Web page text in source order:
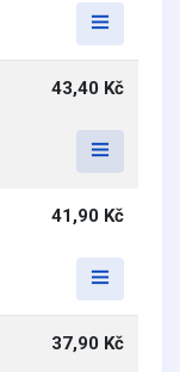
43,40 Kč
41,90 Kč
37,90 Kč